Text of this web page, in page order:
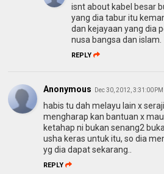
isnt about kabel besar
yang dia tabur itu
dan kejayaan yang dia
nusa bangsa dan islam.
REPLY
Anonymous Dec 30, 2012, 3:31:00 PM
habis tu dah melayu lain x
mengharap kan bantuan x
ketahap ni bukan senang2
usha keras untuk itu, so dia
yg dia dapat sekarang..
REPLY